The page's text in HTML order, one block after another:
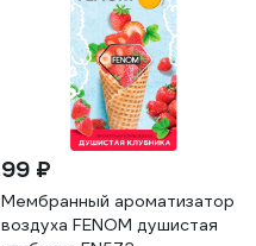
99 ₽
Мембранный ароматизатор
воздуха FENOM душистая